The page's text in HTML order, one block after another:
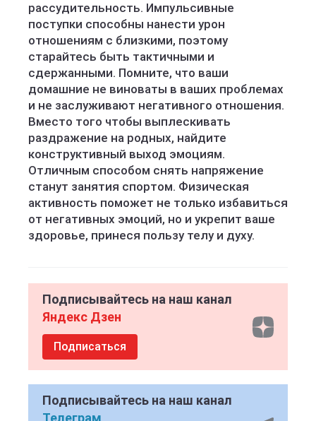
рассудительность. Импульсивные
поступки способны нанести урон
отношениям с близкими, поэтому
старайтесь быть тактичными и
сдержанными. Помните, что ваши
домашние не виноваты в ваших проблемах
и не заслуживают негативного отношения.
Вместо того чтобы выплескивать
раздражение на родных, найдите
конструктивный выход эмоциям.
Отличным способом снять напряжение
станут занятия спортом. Физическая
активность поможет не только избавиться
от негативных эмоций, но и укрепит ваше
здоровье, принеся пользу телу и духу.
Подписывайтесь на наш канал
Яндекс Дзен
Подписаться
Подписывайтесь на наш канал
Телеграм